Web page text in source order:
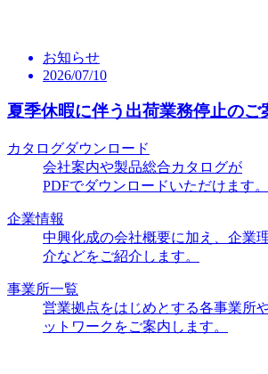
お知らせ
2026/07/10
夏季休暇に伴う出荷業務停止のご
カタログダウンロード
会社案内や製品総合カタログが
PDFでダウンロードいただけます。
企業情報
中興化成の会社概要に加え、企業
介などをご紹介します。
事業所一覧
営業拠点をはじめとする各事業所
ットワークをご案内します。